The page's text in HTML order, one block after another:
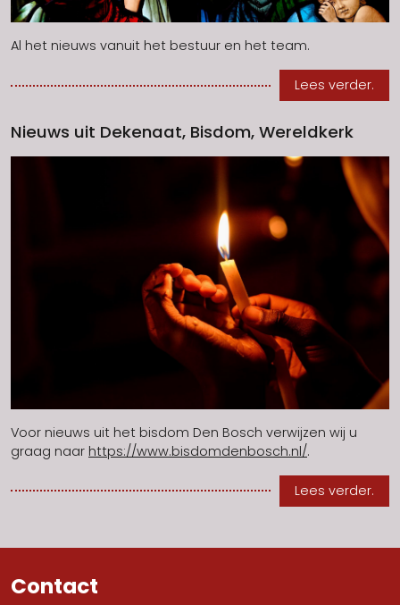
Al het nieuws vanuit het bestuur en het team.
Lees verder.
Nieuws uit Dekenaat, Bisdom, Wereldkerk
Voor nieuws uit het bisdom Den Bosch verwijzen wij u
graag naar https://www.bisdomdenbosch.nl/.
Lees verder.
Contact